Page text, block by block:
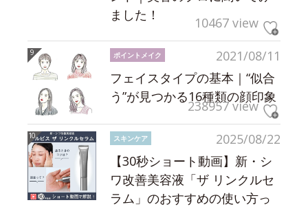
ました！
10467 view
2021/08/11
ポイントメイク
フェイスタイプの基本｜“似合
う”が見つかる16種類の顔印象
238957 view
2025/08/22
スキンケア
【30秒ショート動画】新・シ
ワ改善美容液「ザ リンクルセ
ラム」のおすすめの使い方っ